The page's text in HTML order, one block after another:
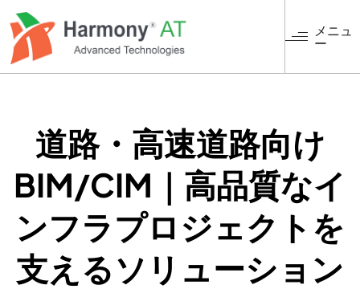
イ
コ
メニュ
ー
道路・高速道路向け
BIM/CIM｜高品質なイ
ンフラプロジェクトを
支えるソリューション